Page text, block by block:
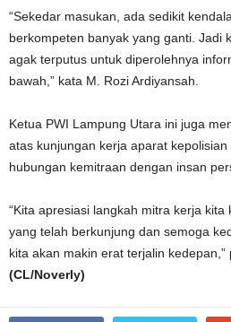
“Sekedar masukan, ada sedikit
berkompeten banyak yang ganti. Jadi
agak terputus untuk diperolehnya
bawah,” kata M. Rozi Ardiyansah.
Ketua PWI Lampung Utara ini juga
atas kunjungan kerja aparat
hubungan kemitraan dengan insan
“Kita apresiasi langkah mitra kerja
yang telah berkunjung dan semoga
kita akan makin erat terjalin
(CL/Noverly)